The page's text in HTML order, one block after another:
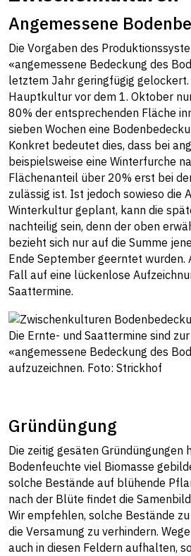
Angemessene
Die Vorgaben des
«angemessene Bedeckung des
letztem Jahr geringfügig
Hauptkultur vor dem 1. Oktober
80% der entsprechenden Fläche
sieben Wochen eine
Konkret bedeutet dies, dass bei
beispielsweise eine Winterfurche
Flächenanteil über 20% erst bei
zulässig ist. Ist jedoch sowieso die
Winterkultur geplant, kann die
nachteilig sein, denn der oben
bezieht sich nur auf die Summe
Ende September geerntet wurden.
Fall auf eine lückenlose
Saattermine.
Die Ernte- und Saattermine sind
«angemessene Bedeckung des
aufzuzeichnen. Foto: Strickhof
Gründüngung
Die zeitig gesäten Gründüngungen
Bodenfeuchte viel Biomasse
solche Bestände auf blühende
nach der Blüte findet die
Wir empfehlen, solche Bestände
die Versamung zu verhindern.
auch in diesen Feldern aufhalten,